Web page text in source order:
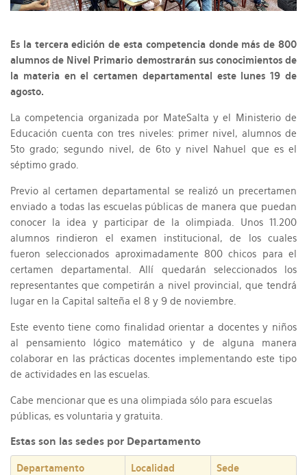
Es la tercera edición de esta competencia donde más de 800
alumnos de Nivel Primario demostrarán sus conocimientos de
la materia en el certamen departamental este lunes 19 de
agosto.
La competencia organizada por MateSalta y el Ministerio de
Educación cuenta con tres niveles: primer nivel, alumnos de
5to grado; segundo nivel, de 6to y nivel Nahuel que es el
séptimo grado.
Previo al certamen departamental se realizó un precertamen
enviado a todas las escuelas públicas de manera que puedan
conocer la idea y participar de la olimpiada. Unos 11.200
alumnos rindieron el examen institucional, de los cuales
fueron seleccionados aproximadamente 800 chicos para el
certamen departamental. Allí quedarán seleccionados los
representantes que competirán a nivel provincial, que tendrá
lugar en la Capital salteña el 8 y 9 de noviembre.
Este evento tiene como finalidad orientar a docentes y niños
al pensamiento lógico matemático y de alguna manera
colaborar en las prácticas docentes implementando este tipo
de actividades en las escuelas.
Cabe mencionar que es una olimpiada sólo para escuelas
públicas, es voluntaria y gratuita.
Estas son las sedes por Departamento
Departamento Localidad Sede